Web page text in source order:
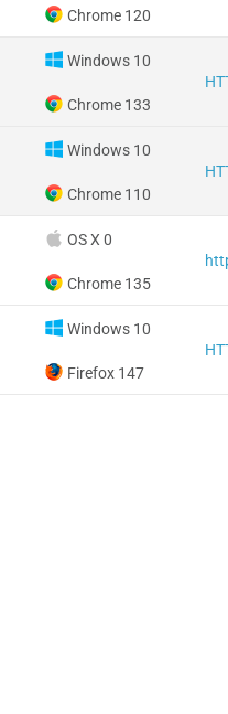
Chrome 120
Windows 10
Chrome 133
Windows 10
Chrome 110
OS X 0
Chrome 135
Windows 10
Firefox 147